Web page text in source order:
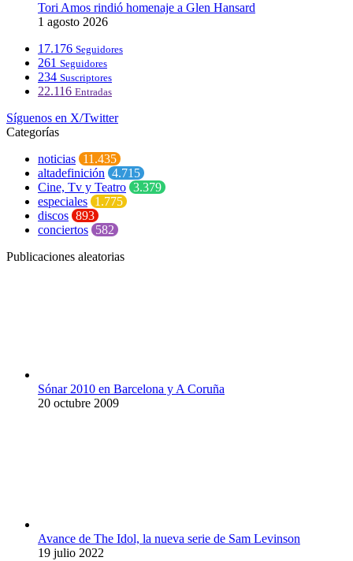
Tori Amos rindió homenaje a Glen Hansard
1 agosto 2026
17.176 Seguidores
261 Seguidores
234 Suscriptores
22.116 Entradas
Síguenos en X/Twitter
Categorías
noticias 11.435
altadefinición 4.715
Cine, Tv y Teatro 3.379
especiales 1.775
discos 893
conciertos 582
Publicaciones aleatorias
Sónar 2010 en Barcelona y A Coruña
20 octubre 2009
Avance de The Idol, la nueva serie de Sam Levinson
19 julio 2022